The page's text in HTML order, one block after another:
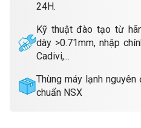
24H.
Kỹ thuật đào tạo từ
dày >0.71mm, nhập
Cadivi,...
Thùng máy lạnh
chuẩn NSX